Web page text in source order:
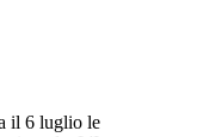
il 6 luglio le